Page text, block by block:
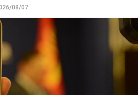
мэдүүлсэн
хуулийн
төслүүдийг
хэлэлцүүлэгт
бэлтгэх үүрэг
бүхий ажлын
хуралдаан
08/07